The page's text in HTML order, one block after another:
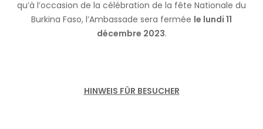
qu’à l’occasion de la célébration de la fête Nationale du
Burkina Faso, l’Ambassade sera fermée le lundi 11
décembre 2023.
HINWEIS FÜR BESUCHER